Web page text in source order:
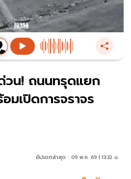
วน! ถนนทรุดแยก
มเปิดการจราจร
อัปเดตล่าสุด : 09 พ.ค. 69 | 13:32 น.